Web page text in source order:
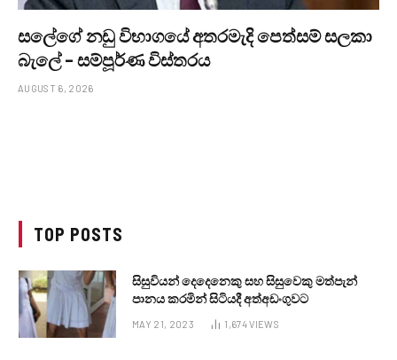
සලේගේ නඩු විභාගයේ අතරමැදි පෙත්සම් සලකා
බැලේ – සම්පූර්ණ විස්තරය
AUGUST 6, 2026
TOP POSTS
සිසුවියන් දෙදෙනෙකු සහ සිසුවෙකු මත්පැන්
පානය කරමින් සිටියදී අත්අඩංගුවට
MAY 21, 2023 1,674VIEWS